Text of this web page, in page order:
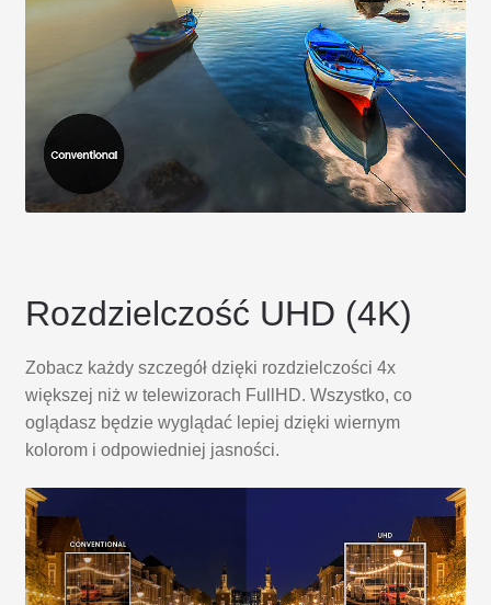
Rozdzielczość UHD (4K)
Zobacz każdy szczegół dzięki rozdzielczości 4x
większej niż w telewizorach FullHD. Wszystko, co
oglądasz będzie wyglądać lepiej dzięki wiernym
kolorom i odpowiedniej jasności.